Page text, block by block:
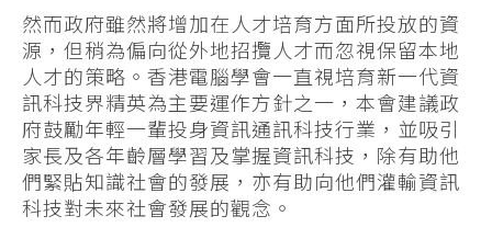
然而政府雖然將增加在人才培育方面所投放的資
源，但稍為偏向從外地招攬人才而忽視保留本地
人才的策略。香港電腦學會一直視培育新一代資
訊科技界精英為主要運作方針之一，本會建議政
府鼓勵年輕一輩投身資訊通訊科技行業，並吸引
家長及各年齡層學習及掌握資訊科技，除有助他
們緊貼知識社會的發展，亦有助向他們灌輸資訊
科技對未來社會發展的觀念。